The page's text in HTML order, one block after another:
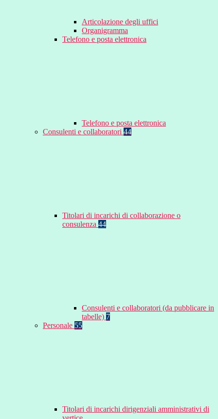
Articolazione degli uffici
Organigramma
Telefono e posta elettronica
Telefono e posta elettronica
Consulenti e collaboratori 44
Titolari di incarichi di collaborazione o
consulenza 44
Consulenti e collaboratori (da pubblicare in
tabelle) 7
Personale 55
Titolari di incarichi dirigenziali amministrativi di